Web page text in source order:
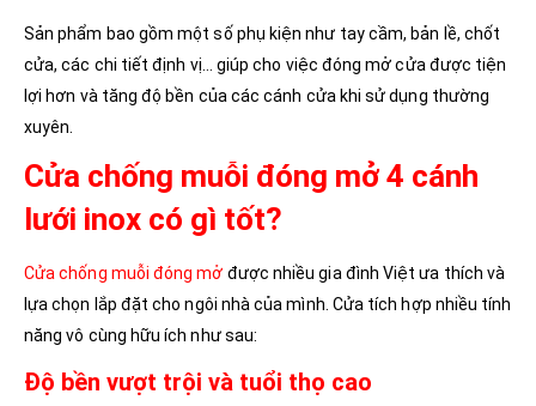
Sản phẩm bao gồm một số phụ kiện như tay cầm, bản lề, chốt
cửa, các chi tiết định vị… giúp cho việc đóng mở cửa được tiện
lợi hơn và tăng độ bền của các cánh cửa khi sử dụng thường
xuyên.
Cửa chống muỗi đóng mở 4 cánh
lưới inox có gì tốt?
Cửa chống muỗi đóng mở được nhiều gia đình Việt ưa thích và
lựa chọn lắp đặt cho ngôi nhà của mình. Cửa tích hợp nhiều tính
năng vô cùng hữu ích như sau:
Độ bền vượt trội và tuổi thọ cao